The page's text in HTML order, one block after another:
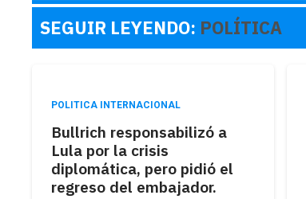
SEGUIR LEYENDO: POLÍTICA
POLITICA INTERNACIONAL
Bullrich responsabilizó a
Lula por la crisis
diplomática, pero pidió el
regreso del embajador.